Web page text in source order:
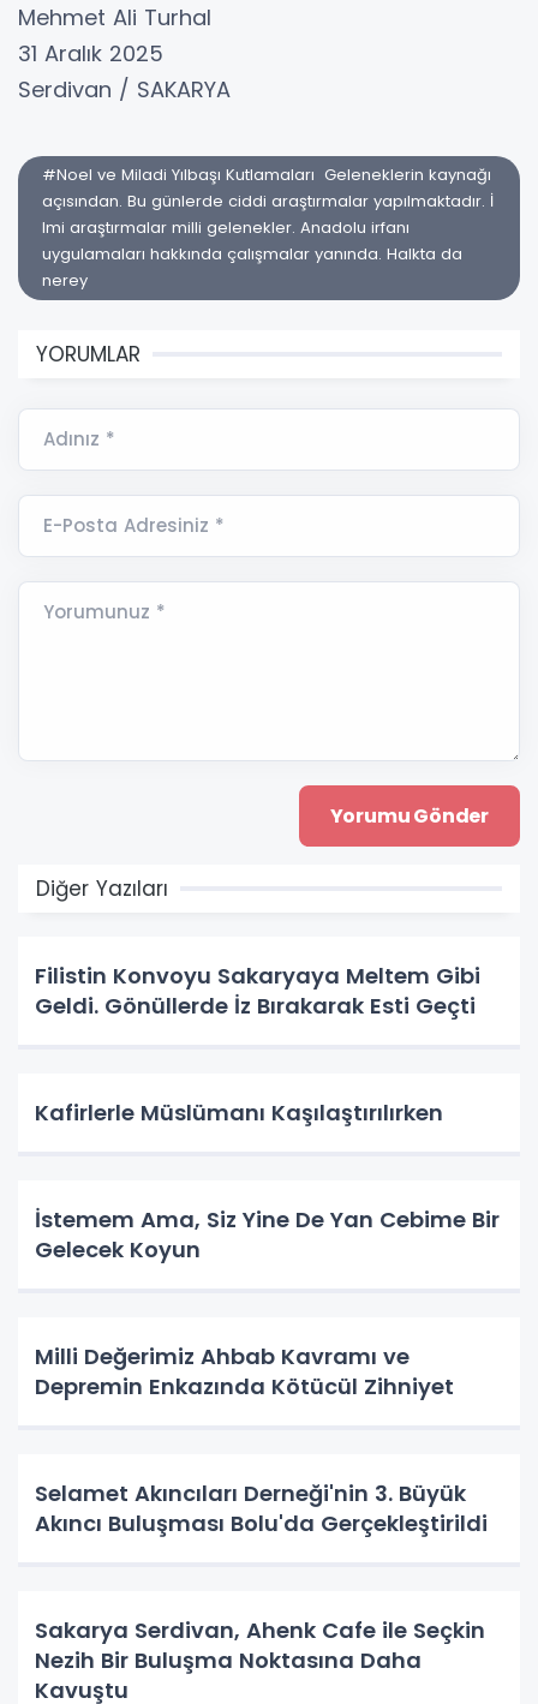
Mehmet Ali Turhal
31 Aralık 2025
Serdivan / SAKARYA
#Noel ve Miladi Yılbaşı Kutlamaları Geleneklerin kaynağı
açısından. Bu günlerde ciddi araştırmalar yapılmaktadır. İ
lmi araştırmalar milli gelenekler. Anadolu irfanı
uygulamaları hakkında çalışmalar yanında. Halkta da
nerey
YORUMLAR
Adınız *
E-Posta Adresiniz *
Yorumunuz *
Diğer Yazıları
Filistin Konvoyu Sakaryaya Meltem Gibi
Geldi. Gönüllerde İz Bırakarak Esti Geçti
Kafirlerle Müslümanı Kaşılaştırılırken
İstemem Ama, Siz Yine De Yan Cebime Bir
Gelecek Koyun
Milli Değerimiz Ahbab Kavramı ve
Depremin Enkazında Kötücül Zihniyet
Selamet Akıncıları Derneği'nin 3. Büyük
Akıncı Buluşması Bolu'da Gerçekleştirildi
Sakarya Serdivan, Ahenk Cafe ile Seçkin
Nezih Bir Buluşma Noktasına Daha
Kavuştu